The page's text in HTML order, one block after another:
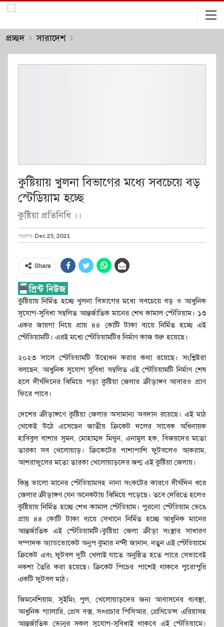
প্রচ্ছদ সারাদেশ
কুষ্টিয়ায় খুলনা বিভাগের মধ্যে সবচেয়ে বড়
স্টেডিয়াম হচ্ছে
কুষ্টিয়া প্রতিনিধি ।।
প্রকাশঃ Dec 25, 2021
Share
কুষ্টিয়ায় নির্মিত হচ্ছে খুলনা বিভাগের মধ্যে সবচেয়ে বড় ও আধুনিক
সুযোগ-সুবিধা সম্বলিত আন্তর্জাতিক মানের শেখ কামাল স্টেডিয়াম। ১৩
একর জায়গা নিয়ে প্রায় ৪৪ কোটি টাকা ব্যয়ে নির্মিত হচ্ছে এই
স্টেডিয়ামটি। এরই মধ্যে স্টেডিয়ামটির নির্মাণ কাজ শুরু হয়েছে।
২০২৩ সালে স্টেডিয়ামটি উদ্বোধন করার কথা রয়েছে। সংশ্লিষ্টরা
বলছেন, আধুনিক সুযোগ সুবিধা সম্বলিত এই স্টেডিয়ামটি নির্মাণ শেষ
হলে দীর্ঘদিনের ঝিমিয়ে পড়া কুষ্টিয়া জেলার ক্রীড়াঙ্গণ আবারও প্রাণ
ফিরে পাবে।
দেশের ক্রীড়াঙ্গণে কুষ্টিয়া জেলার অসামান্য অবদান রয়েছে। এই মাঠ
থেকেই উঠে এসেছেন জাতীয় ক্রিকেট দলের সাবেক অধিনায়ক
হাবিবুল বাশার সুমন, মোহাম্মদ মিথুন, এনামুল হক, বিজয়দের মতো
তারকা সব খেলোয়াড়। ক্রিকেটের পাশাপাশি ফুটবলেও আকরাম,
আশরাফুলের মতো তারকা খেলোয়াড়দের জন্ম এই কুষ্টিয়া জেলায়।
কিন্তু ভালো মানের স্টেডিয়ামসহ নানা সংকটের কারণে দীর্ঘদিন ধরে
জেলার ক্রীড়াঙ্গণ যেন অনেকটায় ঝিমিয়ে পড়েছে। তবে দেরিতে হলেও
কুষ্টিয়ায় নির্মিত হচ্ছে শেখ কামাল স্টেডিয়াম। পুরনো স্টেডিয়াম ভেঙে
প্রায় ৪৪ কোটি টাকা ব্যয়ে সেখানে নির্মিত হচ্ছে আধুনিক মানের
আন্তর্জাতিক এই স্টেডিয়ামটি।কুষ্টিয়া জেলা ক্রীড়া সংস্থার সাধারণ
সম্পাদক অ্যাডভোকেট অনুপ কুমার নন্দী জানান, নতুন এই স্টেডিয়ামে
ক্রিকেট এবং ফুটবল দুটি খেলাই যাতে অনুষ্ঠিত হতে পারে সেভাবেই
নকশা তৈরি করা হয়েছে। ক্রিকেট পিচের পাশেই থাকবে পুরোপুরি
একটি ফুটবল মাঠ।
জিমনেশিয়াম, সুইমিং পুল, খেলোয়াড়দের জন্য আবাসনের ব্যবস্থা,
আধুনিক গ্যালারি, প্রেস বক্স, স¤প্রচার পিসিআর, প্রেসিডেন্স এরিয়াসহ
আন্তর্জাতিক ভ্যেনুর সকল সুযোগ-সুবিধাই থাকবে এই স্টেডিয়ামে।